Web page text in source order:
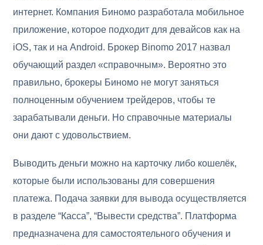
интернет. Компания Биномо разработала мобильное
приложение, которое подходит для девайсов как на
iOS, так и на Android. Брокер Binomo 2017 назвал
обучающий раздел «справочным». Вероятно это
правильно, брокеры Биномо не могут заняться
полноценным обучением трейдеров, чтобы те
зарабатывали деньги. Но справочные материалы
они дают с удовольствием.
Выводить деньги можно на карточку либо кошелёк,
которые были использованы для совершения
платежа. Подача заявки для вывода осуществляется
в разделе “Касса”, “Вывести средства”. Платформа
предназначена для самостоятельного обучения и